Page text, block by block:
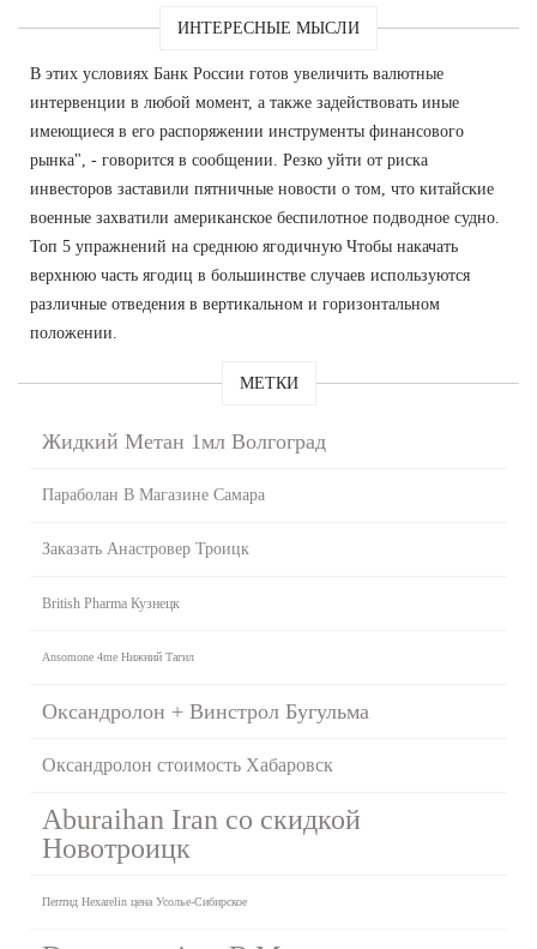
ИНТЕРЕСНЫЕ МЫСЛИ
В этих условиях Банк России готов увеличить валютные
интервенции в любой момент, а также задействовать иные
имеющиеся в его распоряжении инструменты финансового
рынка", - говорится в сообщении. Резко уйти от риска
инвесторов заставили пятничные новости о том, что китайские
военные захватили американское беспилотное подводное судно.
Топ 5 упражнений на среднюю ягодичную Чтобы накачать
верхнюю часть ягодиц в большинстве случаев используются
различные отведения в вертикальном и горизонтальном
положении.
МЕТКИ
Жидкий Метан 1мл Волгоград
Параболан В Магазине Самара
Заказать Анастровер Троицк
British Pharma Кузнецк
Ansomone 4me Нижний Тагил
Оксандролон + Винстрол Бугульма
Оксандролон стоимость Хабаровск
Aburaihan Iran со скидкой
Новотроицк
Пептид Hexarelin цена Усолье-Сибирское